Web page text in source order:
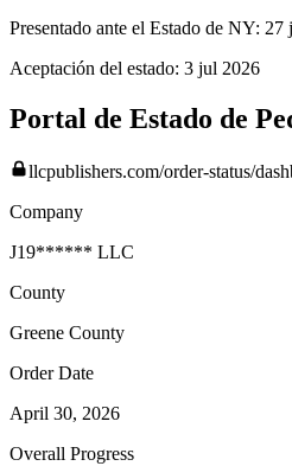
Presentado ante el Estado de NY: 27
Aceptación del estado: 3 jul 2026
Portal de Estado de
llcpublishers.com/order-status/
Company
J19****** LLC
County
Greene County
Order Date
April 30, 2026
Overall Progress